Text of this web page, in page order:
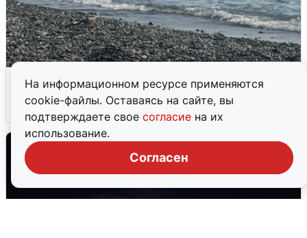
На информационном ресурсе применяются
cookie-файлы. Оставаясь на сайте, вы
подтверждаете свое согласие на их
использование.
Согласен
Сирены в Сочи: новая угроза БПЛА
6 августа 0